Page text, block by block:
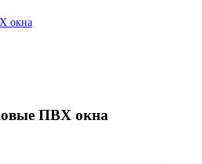
окна
ПВХ окна